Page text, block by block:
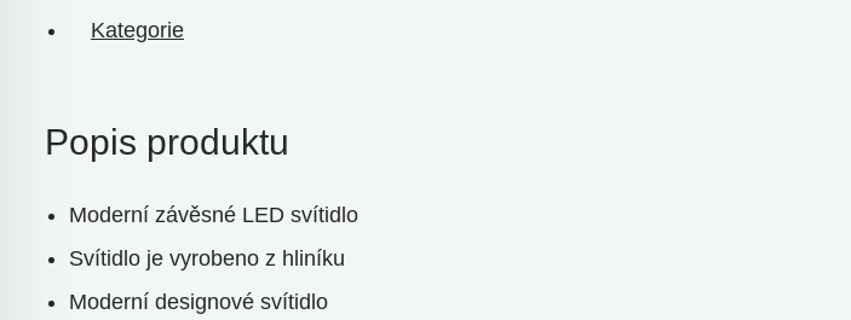
Kategorie
Popis produktu
Moderní závěsné LED svítidlo
Svítidlo je vyrobeno z hliníku
Moderní designové svítidlo